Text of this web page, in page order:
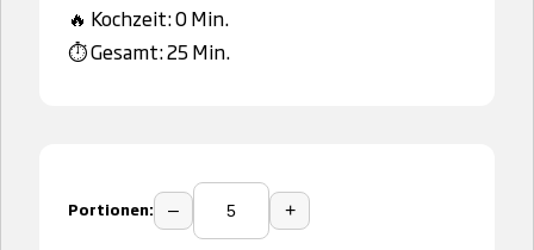
🔥 Kochzeit: 0 Min.
⏱️ Gesamt: 25 Min.
Portionen: – +